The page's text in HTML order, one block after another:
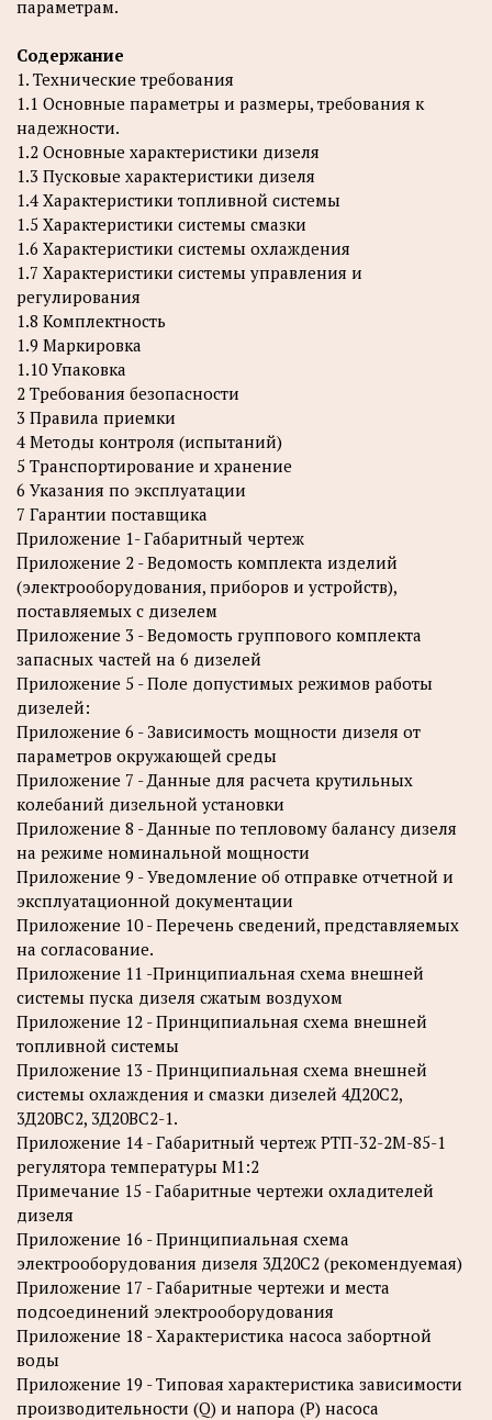
параметрам.
Содержание
1. Технические требования
1.1 Основные параметры и размеры, требования к
надежности.
1.2 Основные характеристики дизеля
1.3 Пусковые характеристики дизеля
1.4 Характеристики топливной системы
1.5 Характеристики системы смазки
1.6 Характеристики системы охлаждения
1.7 Характеристики системы управления и
регулирования
1.8 Комплектность
1.9 Маркировка
1.10 Упаковка
2 Требования безопасности
3 Правила приемки
4 Методы контроля (испытаний)
5 Транспортирование и хранение
6 Указания по эксплуатации
7 Гарантии поставщика
Приложение 1- Габаритный чертеж
Приложение 2 - Ведомость комплекта изделий
(электрооборудования, приборов и устройств),
поставляемых с дизелем
Приложение 3 - Ведомость группового комплекта
запасных частей на 6 дизелей
Приложение 5 - Поле допустимых режимов работы
дизелей:
Приложение 6 - Зависимость мощности дизеля от
параметров окружающей среды
Приложение 7 - Данные для расчета крутильных
колебаний дизельной установки
Приложение 8 - Данные по тепловому балансу дизеля
на режиме номинальной мощности
Приложение 9 - Уведомление об отправке отчетной и
эксплуатационной документации
Приложение 10 - Перечень сведений, представляемых
на согласование.
Приложение 11 -Принципиальная схема внешней
системы пуска дизеля сжатым воздухом
Приложение 12 - Принципиальная схема внешней
топливной системы
Приложение 13 - Принципиальная схема внешней
системы охлаждения и смазки дизелей 4Д20С2,
3Д20ВС2, 3Д20ВС2-1.
Приложение 14 - Габаритный чертеж РТП-32-2М-85-1
регулятора температуры М1:2
Примечание 15 - Габаритные чертежи охладителей
дизеля
Приложение 16 - Принципиальная схема
электрооборудования дизеля 3Д20С2 (рекомендуемая)
Приложение 17 - Габаритные чертежи и места
подсоединений электрооборудования
Приложение 18 - Характеристика насоса забортной
воды
Приложение 19 - Типовая характеристика зависимости
производительности (Q) и напора (Р) насоса